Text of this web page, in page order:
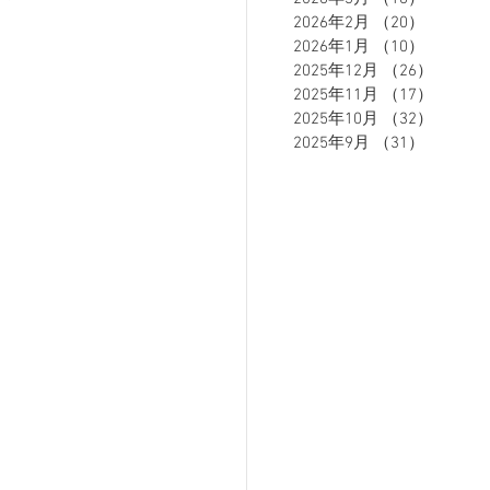
2026年2月
（20）
2026年1月
（10）
2025年12月
（26）
2025年11月
（17）
2025年10月
（32）
2025年9月
（31）